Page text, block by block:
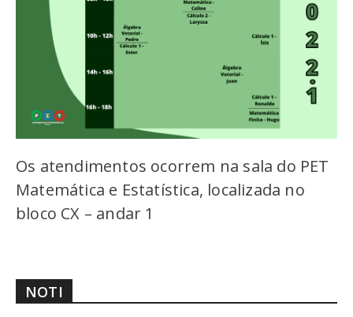
Os atendimentos ocorrem na sala do PET
Matemática e Estatística, localizada no
bloco CX – andar 1
NOTI